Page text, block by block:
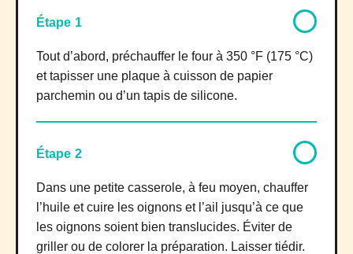
Étape 1
Tout d’abord, préchauffer le four à 350 °F (175 °C)
et tapisser une plaque à cuisson de papier
parchemin ou d’un tapis de silicone.
Étape 2
Dans une petite casserole, à feu moyen, chauffer
l’huile et cuire les oignons et l’ail jusqu’à ce que
les oignons soient bien translucides. Éviter de
griller ou de colorer la préparation. Laisser tiédir.